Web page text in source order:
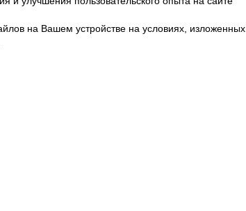
на Вашем устройстве на условиях, изложенных
КАРЬЕРА
ТЕЛЕГРАМ